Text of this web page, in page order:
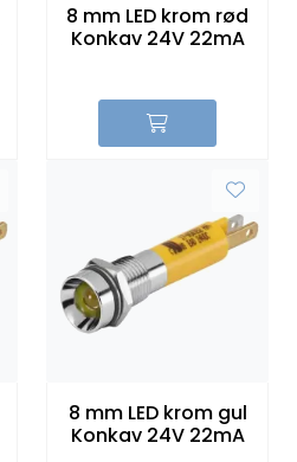
8 mm LED krom rød
Konkav 24V 22mA
8 mm LED krom gul
Konkav 24V 22mA